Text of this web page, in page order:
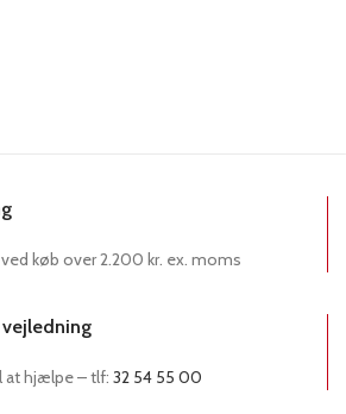
køb over 2.200 kr. ex. moms
vejledning
at hjælpe – tlf: 32 54 55 00